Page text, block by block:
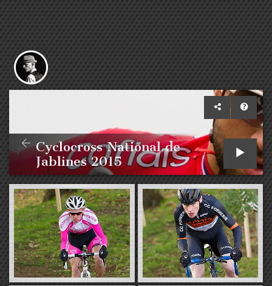
Cyclocross National de
Jablines 2015